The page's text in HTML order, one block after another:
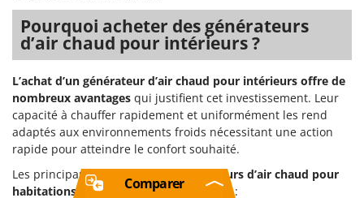
Pourquoi acheter des générateurs
d’air chaud pour intérieurs ?
L’achat d’un générateur d’air chaud pour intérieurs offre de
nombreux avantages qui justifient cet investissement. Leur
capacité à chauffer rapidement et uniformément les rend
adaptés aux environnements froids nécessitant une action
rapide pour atteindre le confort souhaité.
Les principaux avantages des
générateurs d’air chaud pour
habitations ou espaces fermés
incluent :
Comparer